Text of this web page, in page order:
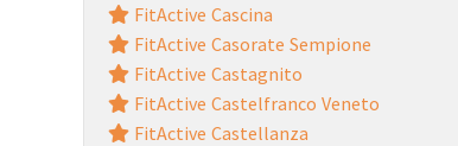
FitActive Cascina
FitActive Casorate Sempione
FitActive Castagnito
FitActive Castelfranco Veneto
FitActive Castellanza